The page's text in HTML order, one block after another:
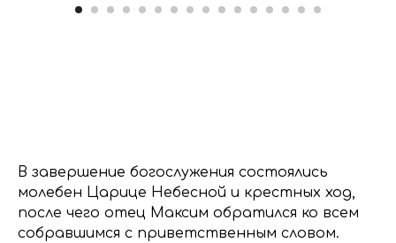
В завершение богослужения состоялись
молебен Царице Небесной и крестных ход,
после чего отец Максим обратился ко всем
собравшимся с приветственным словом.